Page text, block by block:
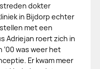
dokter
in Bijdorp echter
met een
Adriejan roert zich in
was weer het
Er kwam meer